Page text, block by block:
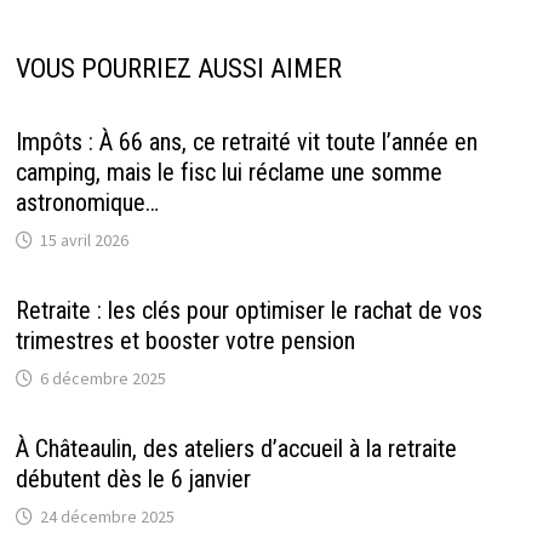
VOUS POURRIEZ AUSSI AIMER
Impôts : À 66 ans, ce retraité vit toute l’année en
camping, mais le fisc lui réclame une somme
astronomique…
15 avril 2026
Retraite : les clés pour optimiser le rachat de vos
trimestres et booster votre pension
6 décembre 2025
À Châteaulin, des ateliers d’accueil à la retraite
débutent dès le 6 janvier
24 décembre 2025